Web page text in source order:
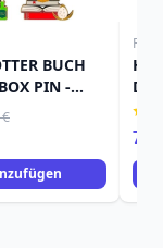
BUCH
PIN -